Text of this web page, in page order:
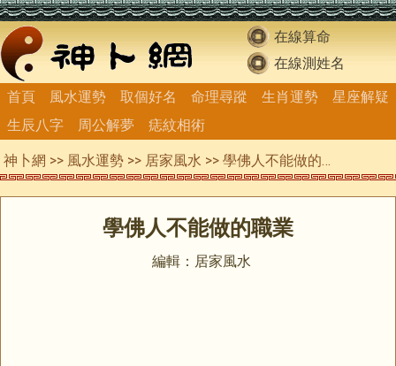
在線算命
在線測姓名
首頁
風水運勢 取個好名 命理尋蹤 生肖運勢
星座解疑
生辰八字
周公解夢 痣紋相術
神卜網 >> 風水運勢 >> 居家風水 >> 學佛人不能做的職業
學佛人不能做的職業
編輯：居家風水